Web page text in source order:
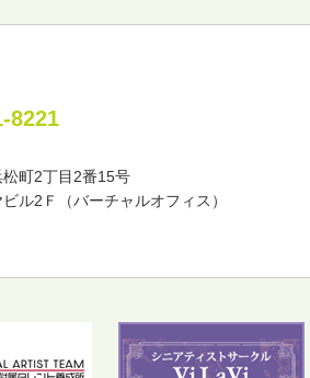
ーションアクター
8221
町2丁目2番15号
ル2Ｆ（バーチャルオフィス）